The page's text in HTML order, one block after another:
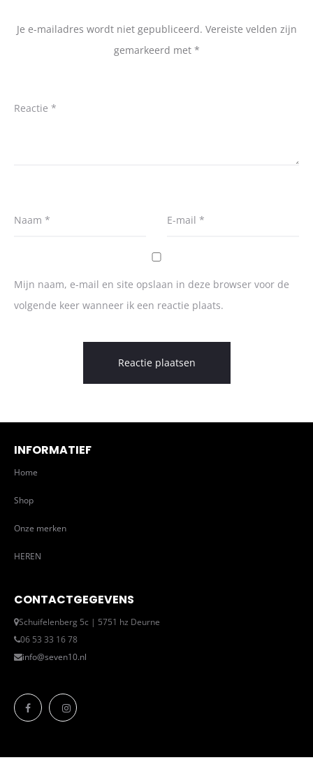
Je e-mailadres wordt niet gepubliceerd. Vereiste velden zijn
gemarkeerd met *
Reactie *
Naam * E-mail *
Mijn naam, e-mail en site opslaan in deze browser voor de
volgende keer wanneer ik een reactie plaats.
INFORMATIEF
Home
Shop
Onze merken
HEREN
CONTACTGEGEVENS
Schuifelenberg 5c | 5751 hz Deurne
06 53 33 16 78
info@seven10.nl